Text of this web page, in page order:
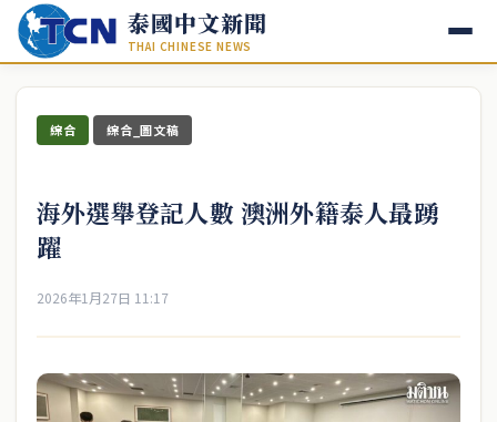
泰國中文新聞
THAI CHINESE NEWS
綜合 綜合_圖文稿
海外選舉登記人數 澳洲外籍泰人最踴
躍
2026年1月27日 11:17